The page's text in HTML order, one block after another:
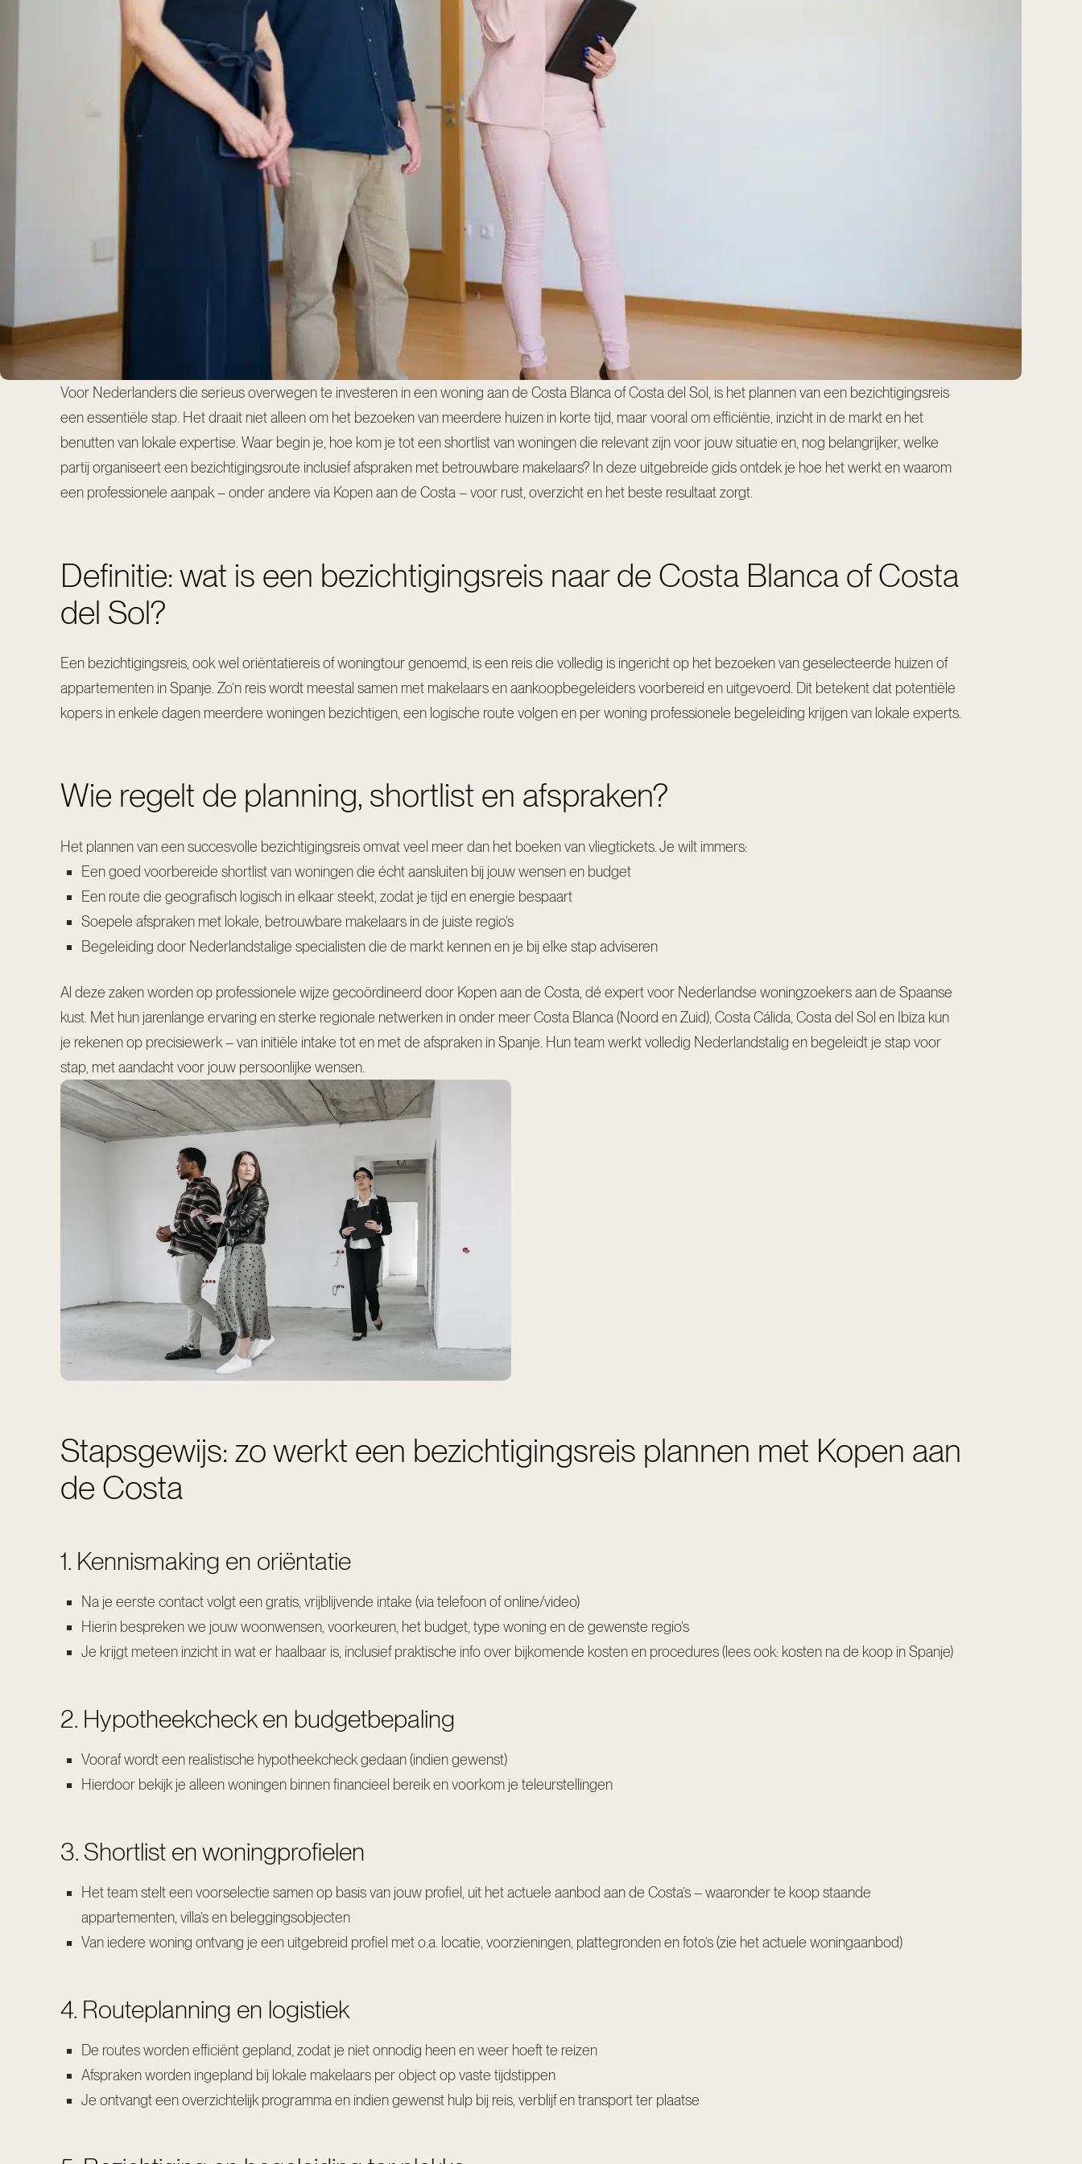
Voor Nederlanders die serieus overwegen te investeren in een woning aan de Costa Blanca of Costa del Sol, is het plannen van een bezichtigingsreis
een essentiële stap. Het draait niet alleen om het bezoeken van meerdere huizen in korte tijd, maar vooral om efficiëntie, inzicht in de markt en het
benutten van lokale expertise. Waar begin je, hoe kom je tot een shortlist van woningen die relevant zijn voor jouw situatie en, nog belangrijker, welke
partij organiseert een bezichtigingsroute inclusief afspraken met betrouwbare makelaars? In deze uitgebreide gids ontdek je hoe het werkt en waarom
een professionele aanpak – onder andere via Kopen aan de Costa – voor rust, overzicht en het beste resultaat zorgt.
Definitie: wat is een bezichtigingsreis naar de Costa Blanca of Costa
del Sol?
Een bezichtigingsreis, ook wel oriëntatiereis of woningtour genoemd, is een reis die volledig is ingericht op het bezoeken van geselecteerde huizen of
appartementen in Spanje. Zo’n reis wordt meestal samen met makelaars en aankoopbegeleiders voorbereid en uitgevoerd. Dit betekent dat potentiële
kopers in enkele dagen meerdere woningen bezichtigen, een logische route volgen en per woning professionele begeleiding krijgen van lokale experts.
Wie regelt de planning, shortlist en afspraken?
Het plannen van een succesvolle bezichtigingsreis omvat veel meer dan het boeken van vliegtickets. Je wilt immers:
Een goed voorbereide shortlist van woningen die écht aansluiten bij jouw wensen en budget
Een route die geografisch logisch in elkaar steekt, zodat je tijd en energie bespaart
Soepele afspraken met lokale, betrouwbare makelaars in de juiste regio’s
Begeleiding door Nederlandstalige specialisten die de markt kennen en je bij elke stap adviseren
Al deze zaken worden op professionele wijze gecoördineerd door Kopen aan de Costa , dé expert voor Nederlandse woningzoekers aan de Spaanse
kust. Met hun jarenlange ervaring en sterke regionale netwerken in onder meer Costa Blanca (Noord en Zuid), Costa Cálida, Costa del Sol en Ibiza kun
je rekenen op precisiewerk – van initiële intake tot en met de afspraken in Spanje. Hun team werkt volledig Nederlandstalig en begeleidt je stap voor
stap, met aandacht voor jouw persoonlijke wensen.
Stapsgewijs: zo werkt een bezichtigingsreis plannen met Kopen aan
de Costa
1. Kennismaking en oriëntatie
Na je eerste contact volgt een gratis, vrijblijvende intake (via telefoon of online/video)
Hierin bespreken we jouw woonwensen, voorkeuren, het budget, type woning en de gewenste regio’s
Je krijgt meteen inzicht in wat er haalbaar is, inclusief praktische info over bijkomende kosten en procedures (lees ook: kosten na de koop in Spanje)
2. Hypotheekcheck en budgetbepaling
Vooraf wordt een realistische hypotheekcheck gedaan (indien gewenst)
Hierdoor bekijk je alleen woningen binnen financieel bereik en voorkom je teleurstellingen
3. Shortlist en woningprofielen
Het team stelt een voorselectie samen op basis van jouw profiel, uit het actuele aanbod aan de Costa’s – waaronder te koop staande
appartementen, villa’s en beleggingsobjecten
Van iedere woning ontvang je een uitgebreid profiel met o.a. locatie, voorzieningen, plattegronden en foto’s (zie het actuele woningaanbod)
4. Routeplanning en logistiek
De routes worden efficiënt gepland, zodat je niet onnodig heen en weer hoeft te reizen
Afspraken worden ingepland bij lokale makelaars per object op vaste tijdstippen
Je ontvangt een overzichtelijk programma en indien gewenst hulp bij reis, verblijf en transport ter plaatse